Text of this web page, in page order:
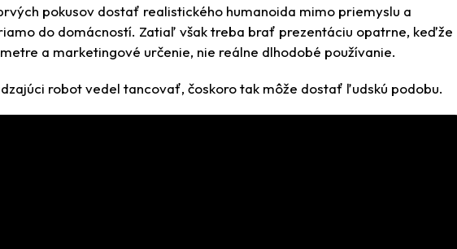
pokusov dostať realistického humanoida mimo priemyslu a
do domácností. Zatiaľ však treba brať prezentáciu opatrne, keďže
a marketingové určenie, nie reálne dlhodobé používanie.
robot vedel tancovať, čoskoro tak môže dostať ľudskú podobu.